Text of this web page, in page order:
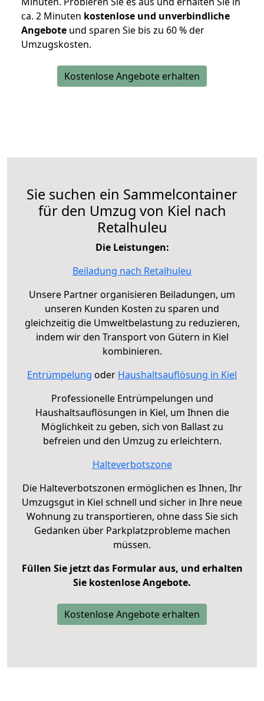
ca. 2 Minuten kostenlose und unverbindliche
Angebote und sparen Sie bis zu 60 % der
Umzugskosten.
Kostenlose Angebote erhalten
Sie suchen ein Sammelcontainer
für den Umzug von Kiel nach
Retalhuleu
Die Leistungen:
Beiladung nach Retalhuleu
Unsere Partner organisieren Beiladungen, um
unseren Kunden Kosten zu sparen und
gleichzeitig die Umweltbelastung zu reduzieren,
indem wir den Transport von Gütern in Kiel
kombinieren.
Entrümpelung oder Haushaltsauflösung in Kiel
Professionelle Entrümpelungen und
Haushaltsauflösungen in Kiel, um Ihnen die
Möglichkeit zu geben, sich von Ballast zu
befreien und den Umzug zu erleichtern.
Halteverbotszone
Die Halteverbotszonen ermöglichen es Ihnen, Ihr
Umzugsgut in Kiel schnell und sicher in Ihre neue
Wohnung zu transportieren, ohne dass Sie sich
Gedanken über Parkplatzprobleme machen
müssen.
Füllen Sie jetzt das Formular aus, und erhalten
Sie kostenlose Angebote.
Kostenlose Angebote erhalten